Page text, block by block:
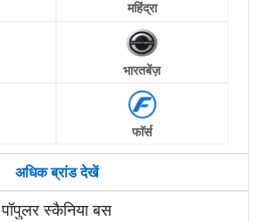
महिंद्रा
भारतबेंज़
फाॅर्स
अधिक ब्रांड देखें
पॉपुलर स्कैनिया बस